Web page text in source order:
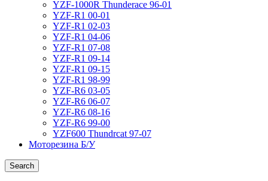
YZF-1000R Thunderace 96-01
YZF-R1 00-01
YZF-R1 02-03
YZF-R1 04-06
YZF-R1 07-08
YZF-R1 09-14
YZF-R1 09-15
YZF-R1 98-99
YZF-R6 03-05
YZF-R6 06-07
YZF-R6 08-16
YZF-R6 99-00
YZF600 Thundrcat 97-07
Моторезина Б/У
Search